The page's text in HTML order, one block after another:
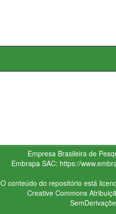
Empresa Brasileira de
Embrapa SAC: https://
O conteúdo do repositório está
Creative Commons